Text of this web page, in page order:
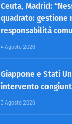
Ceuta, Madrid:
quadrato: gestione
responsabilità
4 Agosto 2026
Giappone e Stati
intervento
3 Agosto 2026